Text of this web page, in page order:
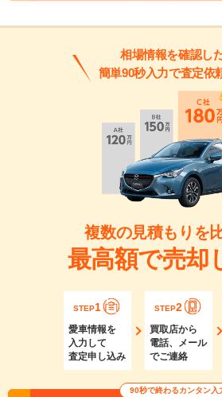
相場情報を確認し
簡単90秒入力で査定依
複数の見積もりを
最高額で売却
STEP1
愛車情報を
入力して
査定申し込み
STEP2
買取店から
電話、メール
でご連絡
90秒で終わるカンタン入